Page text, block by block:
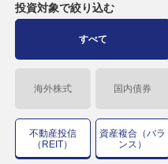
投資対象で絞り込む
すべて
海外株式 国内債券
不動産投信
（REIT）
資産複合（バラ
ンス）